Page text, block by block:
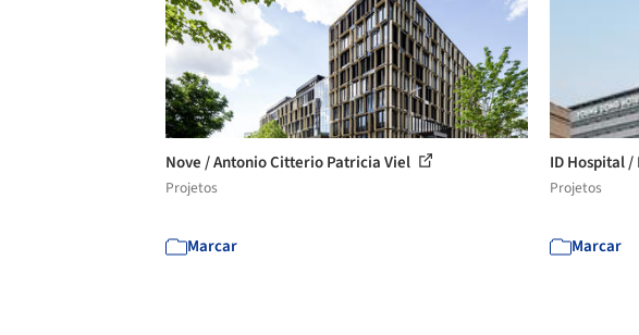
Nove / Antonio Citterio Patricia Viel
Projetos
Marcar
ID Hospital
Projetos
Marcar